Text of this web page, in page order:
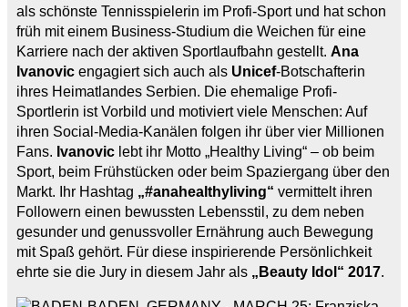
als schönste Tennisspielerin im Profi-Sport und hat schon
früh mit einem Business-Studium die Weichen für eine
Karriere nach der aktiven Sportlaufbahn gestellt. Ana
Ivanovic engagiert sich auch als Unicef-Botschafterin
ihres Heimatlandes Serbien. Die ehemalige Profi-
Sportlerin ist Vorbild und motiviert viele Menschen: Auf
ihren Social-Media-Kanälen folgen ihr über vier Millionen
Fans. Ivanovic lebt ihr Motto „Healthy Living“ – ob beim
Sport, beim Frühstücken oder beim Spaziergang über den
Markt. Ihr Hashtag „#anahealthyliving“ vermittelt ihren
Followern einen bewussten Lebensstil, zu dem neben
gesunder und genussvoller Ernährung auch Bewegung
mit Spaß gehört. Für diese inspirierende Persönlichkeit
ehrte sie die Jury in diesem Jahr als „Beauty Idol“ 2017.